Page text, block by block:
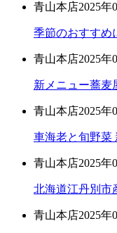
青山本店2025年
季節のおすすめ
青山本店2025年
新メニュー蕎麦
青山本店2025年
車海老と旬野菜
青山本店2025年
北海道江丹別市
青山本店2025年